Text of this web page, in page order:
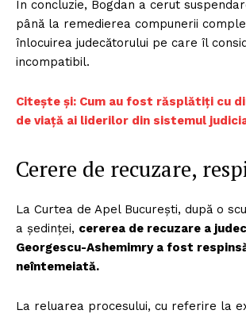
În concluzie, Bogdan a cerut
până la remedierea compunerii
înlocuirea judecătorului pe care îl
incompatibil.
Citește și: Cum au fost răsplătiți cu
de viață ai liderilor din sistemul
Cerere de recuzare,
La Curtea de Apel București, după o
a ședinței, cererea de recuzare a
Georgescu-Ashemimry a fost
neîntemeiată.
La reluarea procesului, cu referire la